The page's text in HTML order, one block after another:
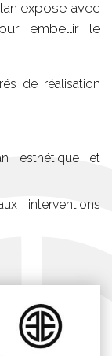
expose avec
embellir le
de réalisation
esthétique et
interventions